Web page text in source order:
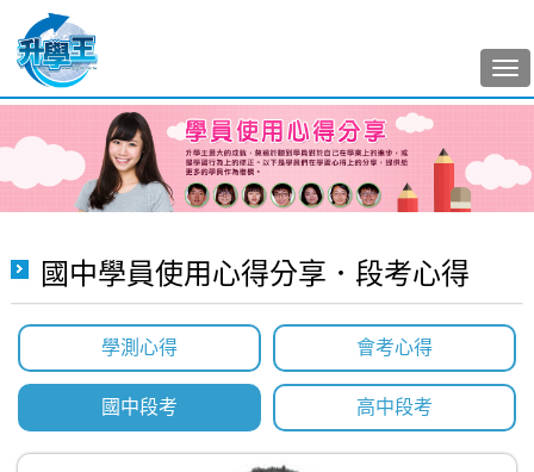
國中學員使用心得分享．段考心得
學測心得 會考心得
國中段考 高中段考